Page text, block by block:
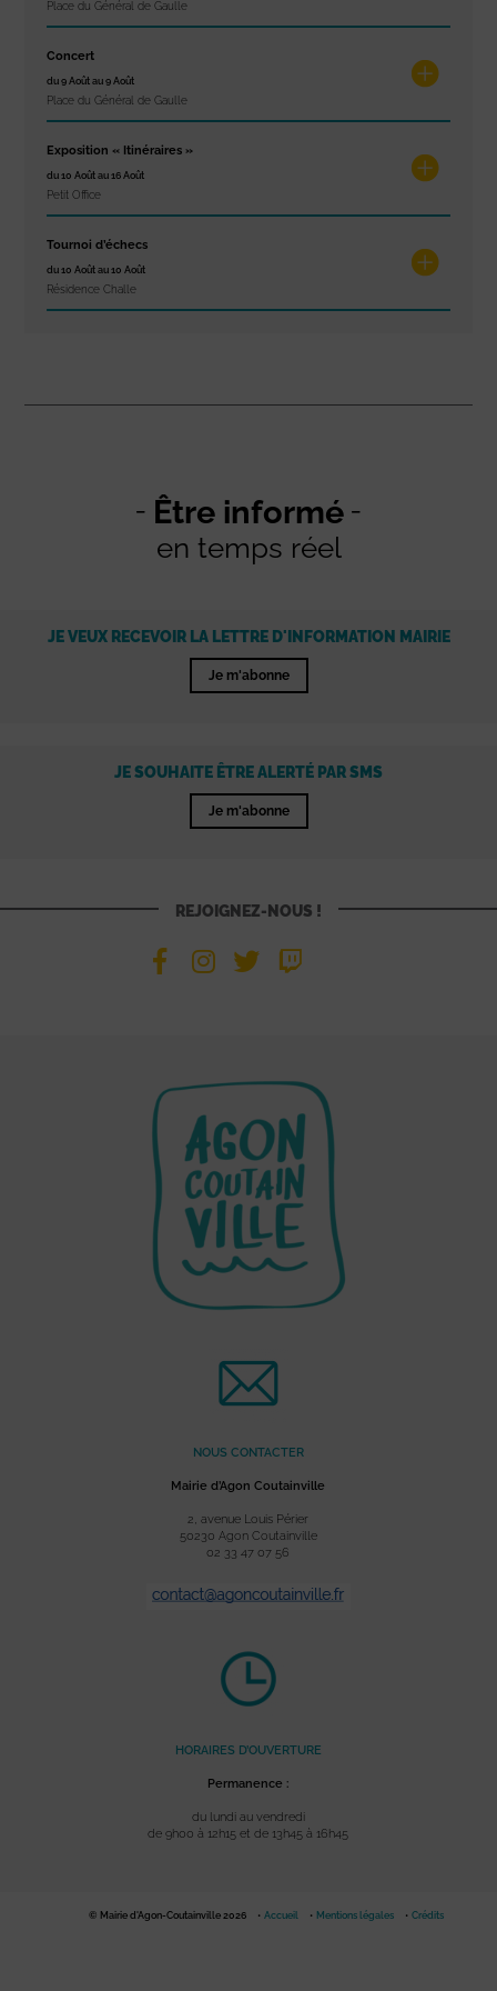
Place du Général de Gaulle
Concert
du 9 Août au 9 Août
Place du Général de Gaulle
Exposition « Itinéraires »
du 10 Août au 16 Août
Petit Office
Tournoi d’échecs
du 10 Août au 10 Août
Résidence Challe
Être informé
en temps réel
JE VEUX RECEVOIR LA LETTRE D'INFORMATION MAIRIE
Je m'abonne
JE SOUHAITE ÊTRE ALERTÉ PAR SMS
Je m'abonne
REJOIGNEZ-NOUS !
NOUS CONTACTER
Mairie d’Agon Coutainville
2, avenue Louis Périer
50230 Agon Coutainville
02 33 47 07 56
HORAIRES D’OUVERTURE
Permanence :
du lundi au vendredi
de 9h00 à 12h15 et de 13h45 à 16h45
© Mairie d'Agon-Coutainville 2026 Accueil Mentions légales Crédits